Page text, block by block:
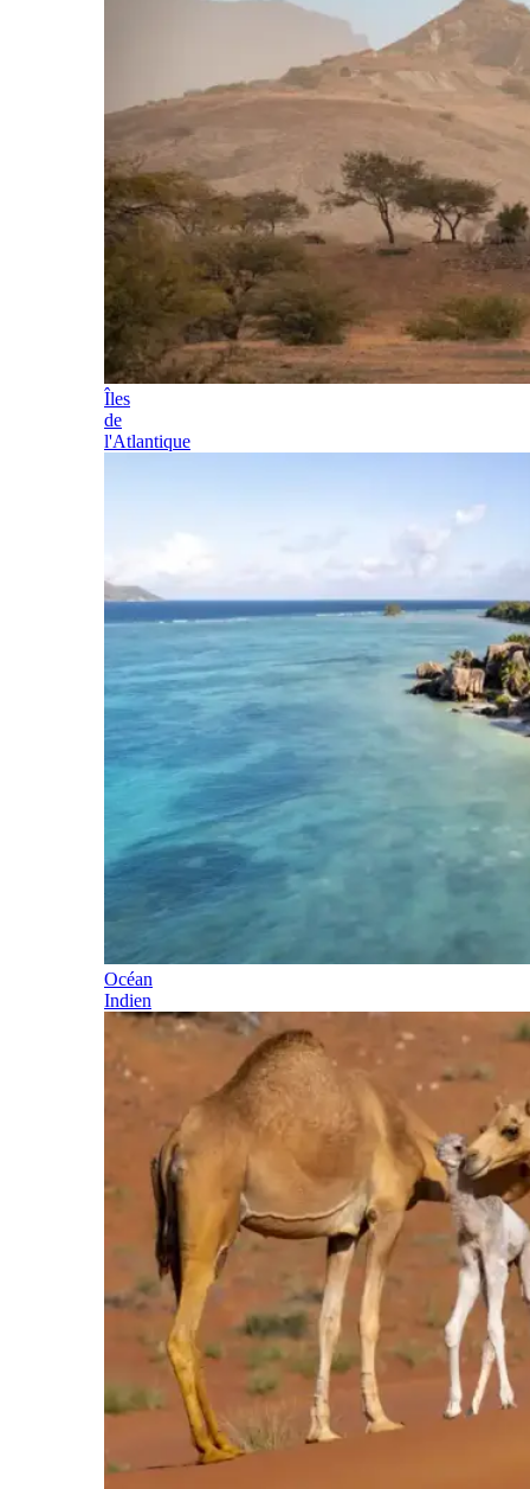
Îles
de
l'Atlantique
Océan
Indien